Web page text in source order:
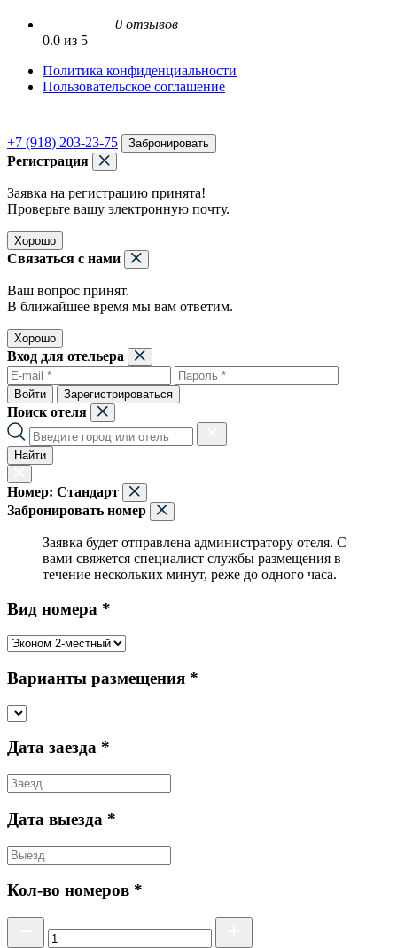
0 отзывов
0.0 из 5
Политика конфиденциальности
Пользовательское соглашение
+7 (918) 203-23-75 Забронировать
Регистрация
Заявка на регистрацию принята!
Проверьте вашу электронную почту.
Хорошо
Связаться с нами
Ваш вопрос принят.
В ближайшее время мы вам ответим.
Хорошо
Вход для отельера
Войти Зарегистрироваться
Поиск отеля
Найти
Номер: Стандарт
Забронировать номер
Заявка будет отправлена администратору отеля. С
вами свяжется специалист службы размещения в
течение нескольких минут, реже до одного часа.
Вид номера *
Варианты размещения *
Дата заезда *
Дата выезда *
Кол-во номеров *